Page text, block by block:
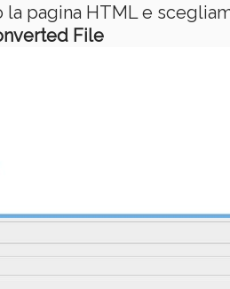
la pagina HTML e
File